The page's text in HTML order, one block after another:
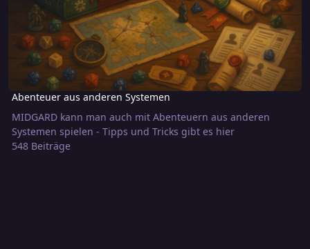
Abenteuer aus anderen Systemen
MIDGARD kann man auch mit Abenteuern aus anderen
Systemen spielen - Tipps und Tricks gibt es hier
548 Beiträge